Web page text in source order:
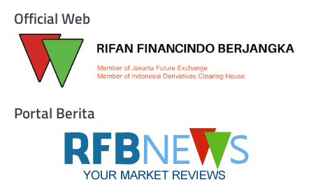
Official Web
Portal Berita